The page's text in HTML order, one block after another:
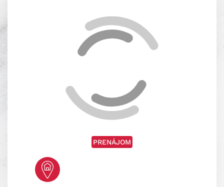
PRENÁJOM